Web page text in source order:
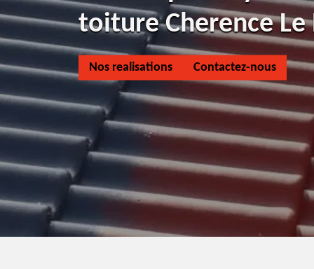
toiture Cherence Le
Nos realisations Contactez-nous